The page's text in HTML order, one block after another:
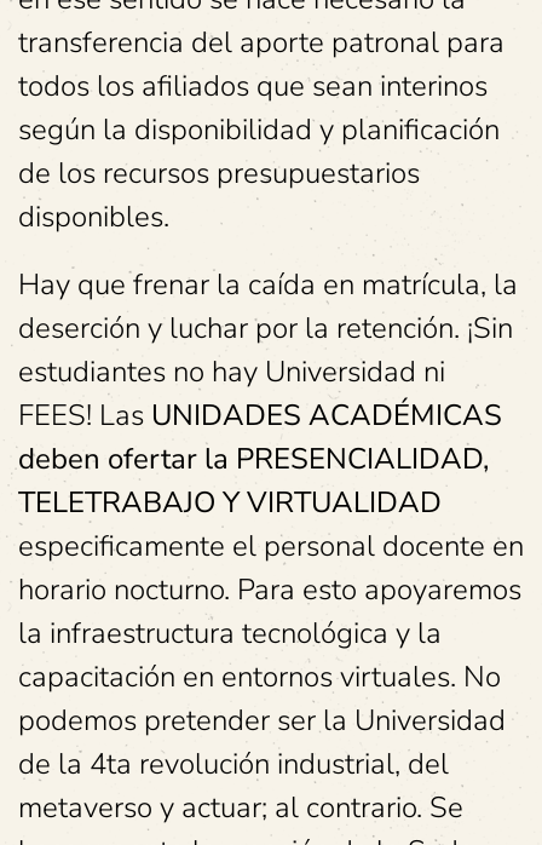
transferencia del aporte patronal para
todos los afiliados que sean interinos
según la disponibilidad y planificación
de los recursos presupuestarios
disponibles.
Hay que frenar la caída en matrícula, la
deserción y luchar por la retención. ¡Sin
estudiantes no hay Universidad ni
FEES! Las UNIDADES ACADÉMICAS
deben ofertar la PRESENCIALIDAD,
TELETRABAJO Y VIRTUALIDAD
especificamente el personal docente en
horario nocturno. Para esto apoyaremos
la infraestructura tecnológica y la
capacitación en entornos virtuales. No
podemos pretender ser la Universidad
de la 4ta revolución industrial, del
metaverso y actuar; al contrario. Se